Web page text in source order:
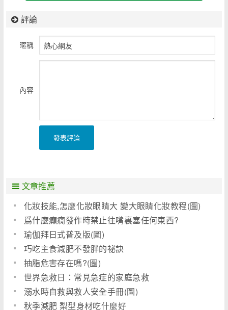
評論
暱稱
內容
發表評論
文章推薦
化妝技能,怎麼化妝眼睛大 變大眼睛化妝教程(圖)
爲什麼癲癇發作時禁止往嘴裏塞任何東西?
瑜伽拜日式普及版(圖)
巧吃主食減肥不發胖的祕訣
抽脂危害存在嗎?(圖)
世界急救日：常見急症的家庭急救
溺水時自救與救人安全手冊(圖)
秋季減肥 梨型身材吃什麼好